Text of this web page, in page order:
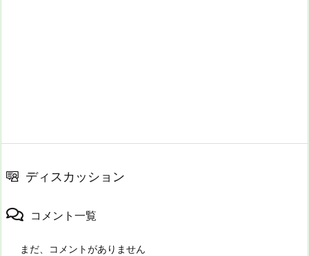
ディスカッション
コメント一覧
まだ、コメントがありません